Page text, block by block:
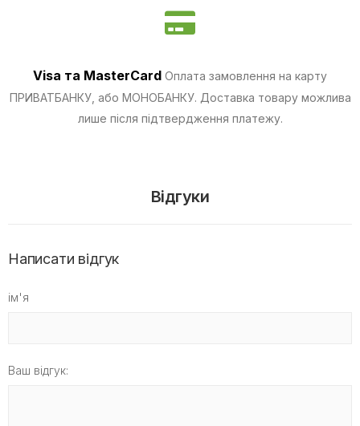
Visa та MasterCard Оплата замовлення на карту
ПРИВАТБАНКУ, або МОНОБАНКУ. Доставка товару можлива
лише після підтвердження платежу.
Відгуки
Написати відгук
ім'я
Ваш відгук: